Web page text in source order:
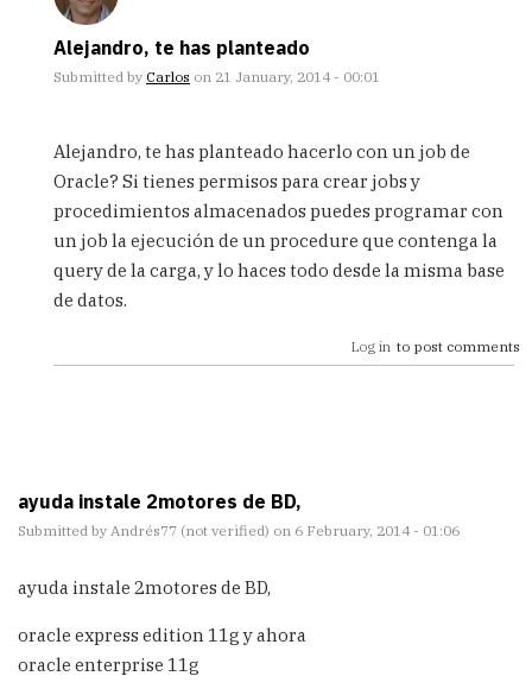
Alejandro, te has planteado
Submitted by Carlos on 21 January, 2014 - 00:01
reply
Me
gustaria
saber
alguien
by
Alejandro, te has planteado hacerlo con un job de
Oracle? Si tienes permisos para crear jobs y
procedimientos almacenados puedes programar con
un job la ejecución de un procedure que contenga la
query de la carga, y lo haces todo desde la misma base
de datos.
Log in to post comments
ayuda instale 2motores de BD,
Submitted by Andrés77 (not verified) on 6 February, 2014 - 01:06
ayuda instale 2motores de BD,
oracle express edition 11g y ahora
oracle enterprise 11g